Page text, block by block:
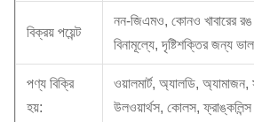
বিক্রয় পয়েন্ট
নন-জিএমও, কোনও খাবারের
বিনামূল্যে, দৃষ্টিশক্তির জন্য
পণ্য বিক্রি
হয়:
ওয়ালমার্ট, অ্যালডি, অ্যামাজন,
উলওয়ার্থস, কোলস,